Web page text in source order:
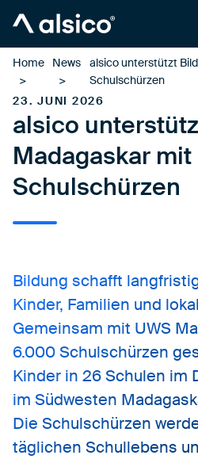
Home News
alsico unterstützt
Schulschürzen
23. JUNI 2026
alsico
Madagaskar mit
Schulschürzen
Bildung schafft
Kinder, Familien und
Gemeinsam mit UWS
6.000 Schulschürzen
Kinder in 26 Schulen im
im Südwesten
Die Schulschürzen
täglichen Schullebens